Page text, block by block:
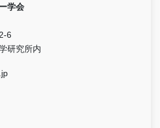
学会
2-6
研究所内